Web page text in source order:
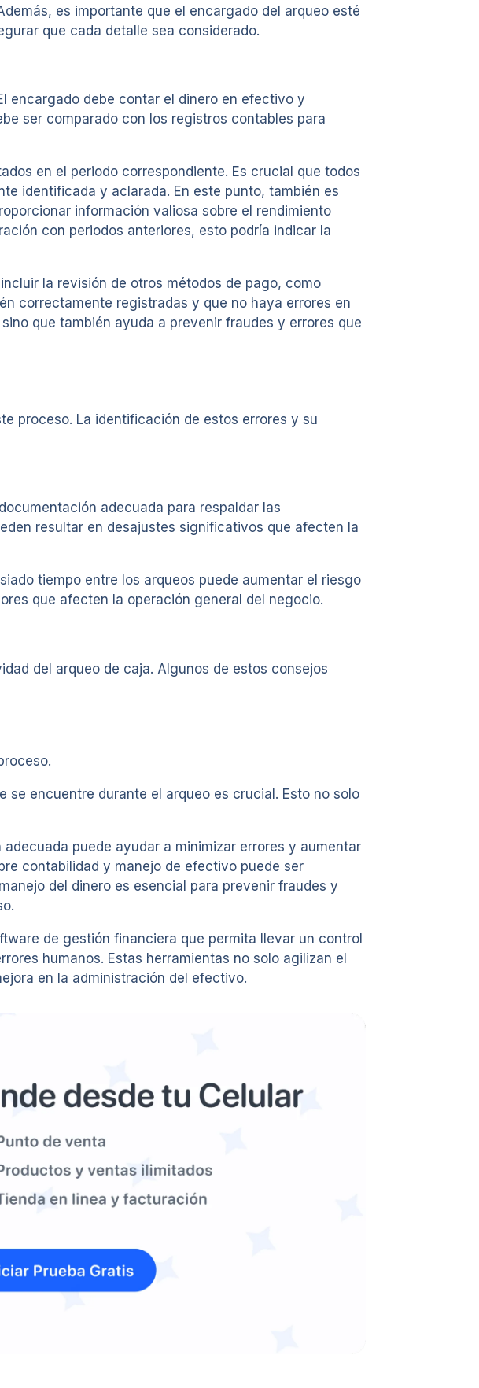
es importante que el encargado del arqueo esté
que cada detalle sea considerado.
encargado debe contar el dinero en efectivo y
ser comparado con los registros contables para
en el periodo correspondiente. Es crucial que todos
identificada y aclarada. En este punto, también es
información valiosa sobre el rendimiento
con periodos anteriores, esto podría indicar la
la revisión de otros métodos de pago, como
correctamente registradas y que no haya errores en
que también ayuda a prevenir fraudes y errores que
proceso. La identificación de estos errores y su
adecuada para respaldar las
resultar en desajustes significativos que afecten la
tiempo entre los arqueos puede aumentar el riesgo
que afecten la operación general del negocio.
del arqueo de caja. Algunos de estos consejos
encuentre durante el arqueo es crucial. Esto no solo
puede ayudar a minimizar errores y aumentar
contabilidad y manejo de efectivo puede ser
del dinero es esencial para prevenir fraudes y
de gestión financiera que permita llevar un control
humanos. Estas herramientas no solo agilizan el
en la administración del efectivo.